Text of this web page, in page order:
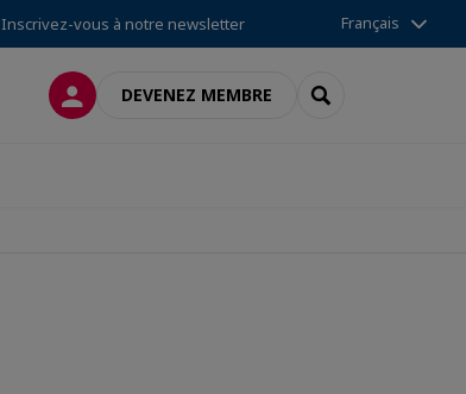
Inscrivez-vous à notre newsletter Français
CONNEXIONDEVENEZ MEMBRE RECHERCHER